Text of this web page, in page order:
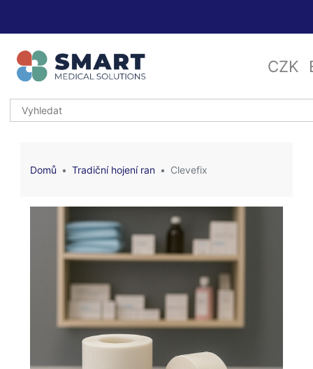
CZK
Domů Tradiční hojení ran Clevefix